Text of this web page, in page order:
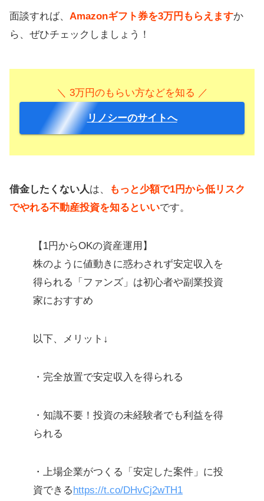
面談すれば、 Amazonギフト券を3万円もらえますか
ら、ぜひチェックしましょう！
＼ 3万円のもらい方などを知る ／
リノシーのサイトへ
借金したくない人は、
もっと少額で1円から低リスク
でやれる不動産投資を知るといいです。
【1円からOKの資産運用】
株のように値動きに惑わされず安定収入を
得られる「ファンズ」は初心者や副業投資
家におすすめ
以下、メリット↓
・完全放置で安定収入を得られる
・知識不要！投資の未経験者でも利益を得
られる
・上場企業がつくる「安定した案件」に投
資できるhttps://t.co/DHvCj2wTH1